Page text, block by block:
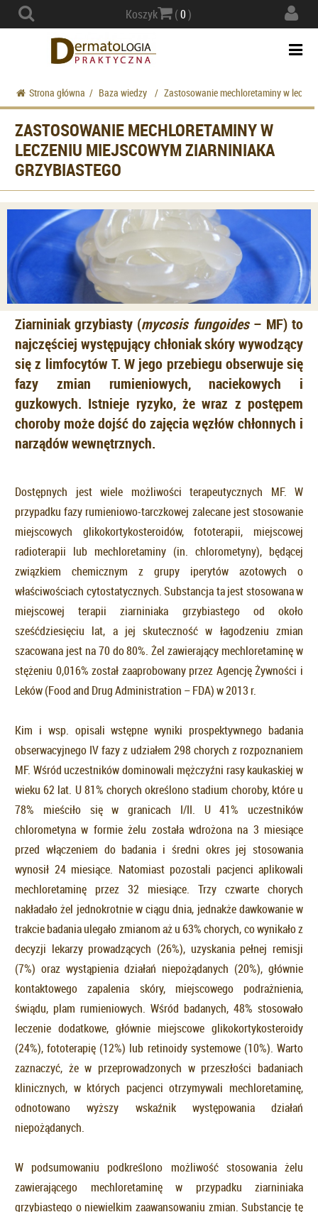
Koszyk (0)
Strona główna / Baza wiedzy / Zastosowanie mechloretaminy w
ZASTOSOWANIE MECHLORETAMINY W
LECZENIU MIEJSCOWYM ZIARNINIAKA
GRZYBIASTEGO
Ziarniniak grzybiasty (mycosis fungoides– MF) to
najczęściej występujący chłoniak skóry wywodzący
się z limfocytów T. W jego przebiegu obserwuje się
fazy zmian rumieniowych, naciekowych i
guzkowych. Istnieje ryzyko, że wraz z postępem
choroby może dojść do zajęcia węzłów chłonnych i
narządów wewnętrznych.
Dostępnych jest wiele możliwości terapeutycznych MF. W
przypadku fazy rumieniowo-tarczkowej zalecane jest stosowanie
miejscowych glikokortykosteroidów, fototerapii, miejscowej
radioterapii lub mechloretaminy (in. chlorometyny), będącej
związkiem chemicznym z grupy iperytów azotowych o
właściwościach cytostatycznych. Substancja ta jest stosowana w
miejscowej terapii ziarniniaka grzybiastego od około
sześćdziesięciu lat, a jej skuteczność w łagodzeniu zmian
szacowana jest na 70 do 80%. Żel zawierający mechloretaminę w
stężeniu 0,016% został zaaprobowany przez Agencję Żywności i
Leków (Food and Drug Administration – FDA) w 2013 r.
Kim i wsp. opisali wstępne wyniki prospektywnego badania
obserwacyjnego IV fazy z udziałem 298 chorych z rozpoznaniem
MF. Wśród uczestników dominowali mężczyźni rasy kaukaskiej w
wieku 62 lat. U 81% chorych określono stadium choroby, które u
78% mieściło się w granicach I/II. U 41% uczestników
chlorometyna w formie żelu została wdrożona na 3 miesiące
przed włączeniem do badania i średni okres jej stosowania
wynosił 24 miesiące. Natomiast pozostali pacjenci aplikowali
mechloretaminę przez 32 miesiące. Trzy czwarte chorych
nakładało żel jednokrotnie w ciągu dnia, jednakże dawkowanie w
trakcie badania ulegało zmianom aż u 63% chorych, co wynikało z
decyzji lekarzy prowadzących (26%), uzyskania pełnej remisji
(7%) oraz wystąpienia działań niepożądanych (20%), głównie
kontaktowego zapalenia skóry, miejscowego podrażnienia,
świądu, plam rumieniowych. Wśród badanych, 48% stosowało
leczenie dodatkowe, głównie miejscowe glikokortykosteroidy
(24%), fototerapię (12%) lub retinoidy systemowe (10%). Warto
zaznaczyć, że w przeprowadzonych w przeszłości badaniach
klinicznych, w których pacjenci otrzymywali mechloretaminę,
odnotowano wyższy wskaźnik występowania działań
niepożądanych.
W podsumowaniu podkreślono możliwość stosowania żelu
zawierającego mechloretaminę w przypadku ziarniniaka
grzybiastego o niewielkim zaawansowaniu zmian. Substancję tę